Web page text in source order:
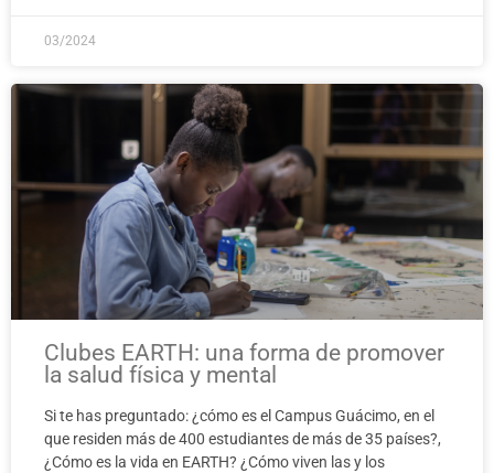
03/2024
Clubes EARTH: una forma de promover
la salud física y mental
Si te has preguntado: ¿cómo es el Campus Guácimo, en el
que residen más de 400 estudiantes de más de 35 países?,
¿Cómo es la vida en EARTH? ¿Cómo viven las y los